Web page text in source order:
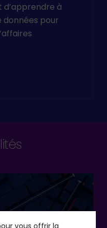
d’apprendre à
données pour
vous offrir la